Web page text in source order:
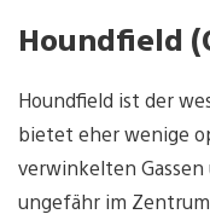
Houndfield
Houndfield ist der
bietet eher wenige
verwinkelten Gassen
ungefähr im